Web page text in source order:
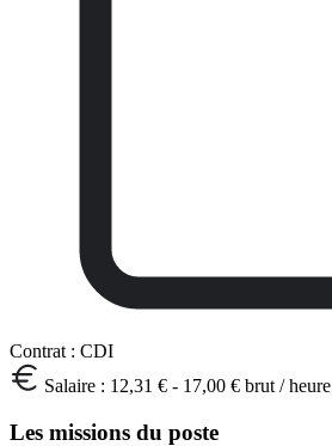
Contrat : CDI
Salaire : 12,31 € - 17,00 € brut / heure
Les missions du poste